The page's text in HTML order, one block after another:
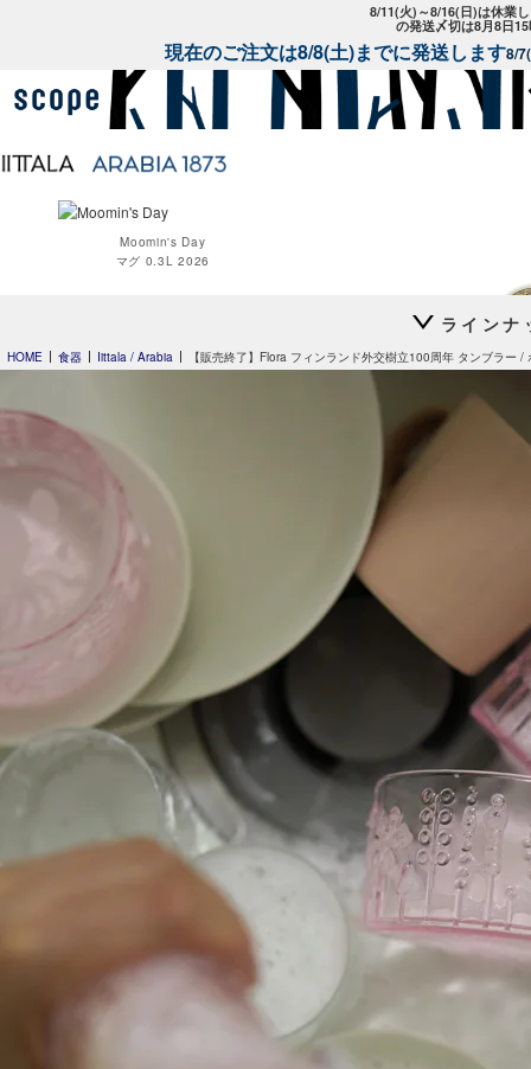
8/11(火)～8/16(日)は休業
の発送〆切は8月8日
現在のご注文は8/8(土)までに発送します8/
Moomin's Day
マグ 0.3L 2026
Moomin オペ
Teema
プレート 12cm
Teema
スクエアプレート12×12cm
ラインナ
HOME 食器 Iittala / Arabia 【販売終了】Flora フィンランド外交樹立100周年 タンブラー /